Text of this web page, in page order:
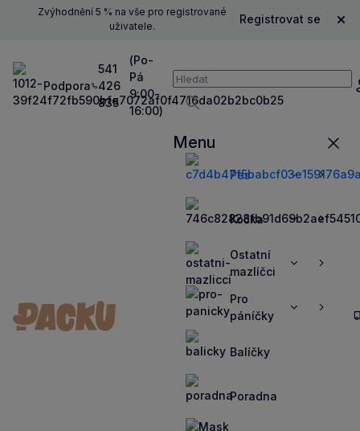
Zvýhodnění 5 % na vše pro registrované
uživatele.
Registrovat se
Podpora
541
426
835
(Po-
Pá
9:00-
16:00)
Vyhledávání
Vyhledávat
Menu
Pes
ZobrazitZobrazit
Kočka
ZobrazitZobrazit
Ostatní
mazlíčci
ZobrazitZobrazit
Pro
páníčky
ZobrazitZobrazit
Balíčky
Poradna